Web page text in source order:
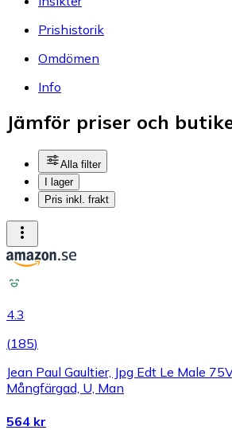
Prishistorik
Omdömen
Info
Jämför priser och
Alla filter
I lager
Pris inkl. frakt
4.3
(185)
Jean Paul Gaultier, Jpg Edt Le Male
Mångfärgad, U, Man
564 kr